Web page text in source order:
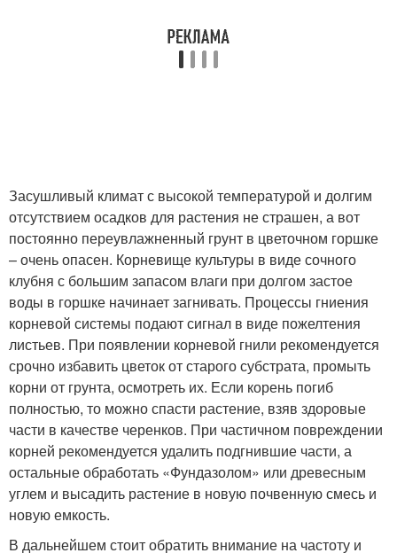
Засушливый климат с высокой температурой и долгим
отсутствием осадков для растения не страшен, а вот
постоянно переувлажненный грунт в цветочном горшке
– очень опасен. Корневище культуры в виде сочного
клубня с большим запасом влаги при долгом застое
воды в горшке начинает загнивать. Процессы гниения
корневой системы подают сигнал в виде пожелтения
листьев. При появлении корневой гнили рекомендуется
срочно избавить цветок от старого субстрата, промыть
корни от грунта, осмотреть их. Если корень погиб
полностью, то можно спасти растение, взяв здоровые
части в качестве черенков. При частичном повреждении
корней рекомендуется удалить подгнившие части, а
остальные обработать «Фундазолом» или древесным
углем и высадить растение в новую почвенную смесь и
новую емкость.
В дальнейшем стоит обратить внимание на частоту и